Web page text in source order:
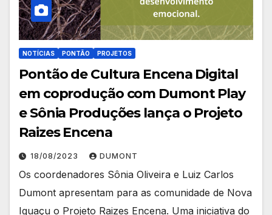
NOTÍCIAS PONTÃO PROJETOS
Pontão de Cultura Encena Digital
em coprodução com Dumont Play
e Sônia Produções lança o Projeto
Raizes Encena
18/08/2023 DUMONT
Os coordenadores Sônia Oliveira e Luiz Carlos
Dumont apresentam para as comunidade de Nova
Iguaçu o Projeto Raizes Encena. Uma iniciativa do